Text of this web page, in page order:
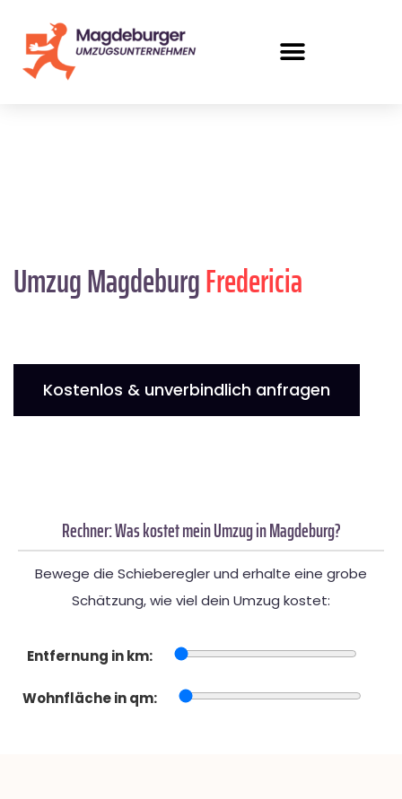
Umzug MagdeburgFredericia
Kostenlos & unverbindlich anfragen
Rechner: Was kostet mein Umzug in Magdeburg?
Bewege die Schieberegler und erhalte eine grobe
Schätzung, wie viel dein Umzug kostet:
Entfernung in km:
Wohnfläche in qm: